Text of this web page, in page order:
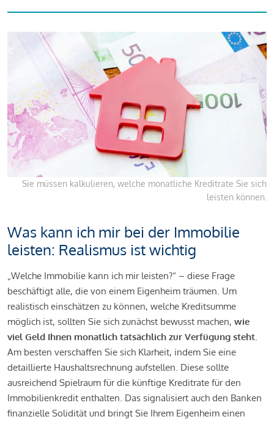
Sie müssen kalkulieren, welche monatliche Kreditrate Sie sich
leisten können.
Was kann ich mir bei der Immobilie
leisten: Realismus ist wichtig
„Welche Immobilie kann ich mir leisten?“ – diese Frage
beschäftigt alle, die von einem Eigenheim träumen. Um
realistisch einschätzen zu können, welche Kreditsumme
möglich ist, sollten Sie sich zunächst bewusst machen, wie
viel Geld Ihnen monatlich tatsächlich zur Verfügung steht.
Am besten verschaffen Sie sich Klarheit, indem Sie eine
detaillierte Haushaltsrechnung aufstellen. Diese sollte
ausreichend Spielraum für die künftige Kreditrate für den
Immobilienkredit enthalten. Das signalisiert auch den Banken
finanzielle Solidität und bringt Sie Ihrem Eigenheim einen